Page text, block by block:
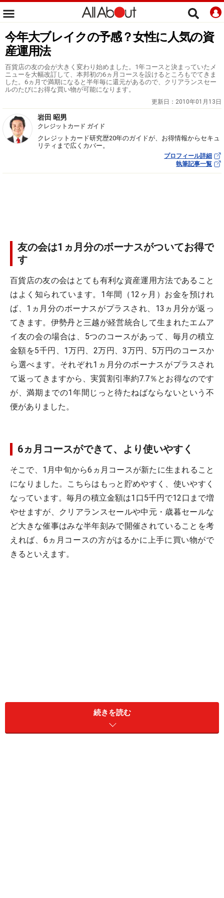
今年大ブレイクの予感？女性に人気の資
産運用法
百貨店の友の会が大きく変わり始めました。1年コースと決まっていたメ
ニューを大幅改訂して、本邦初の6ヵ月コースを設けるところもでてきま
した。6ヵ月で満期になると半年毎に還元があるので、クリアランスセー
ルのたびにお得な買い物が可能になります。
更新日： 2010年01月13日
岩田 昭男
クレジットカード ガイド
クレジットカード研究歴20年のガイドが、お得情報からセキュ
リティまで広くカバー。
プロフィール詳細
執筆記事一覧
友の会は1ヵ月分のボーナスがついてお得で
す
百貨店の友の会はとても有利な資産運用方法であること
はよく知られています。1年間（12ヶ月）お金を預けれ
ば、1ヵ月分のボーナスがプラスされ、13ヵ月分が返っ
てきます。伊勢丹と三越が経営統合して生まれたエムア
イ友の会の場合は、5つのコースがあって、毎月の積立
金額を5千円、1万円、2万円、3万円、5万円のコースか
ら選べます。それぞれ1ヵ月分のボーナスがプラスされ
て返ってきますから、実質割引率約7.7％とお得なのです
が、満期までの1年間じっと待たねばならないという不
便がありました。
6ヵ月コースができて、より使いやすく
そこで、1月中旬から6ヵ月コースが新たに生まれること
になりました。こちらはもっと貯めやすく、使いやすく
なっています。毎月の積立金額は1口5千円で12口まで増
やせますが、クリアランスセールや中元・歳暮セールな
ど大きな催事はみな半年刻みで開催されていることを考
えれば、6ヵ月コースの方がはるかに上手に買い物がで
きるといえます。
続きを読む